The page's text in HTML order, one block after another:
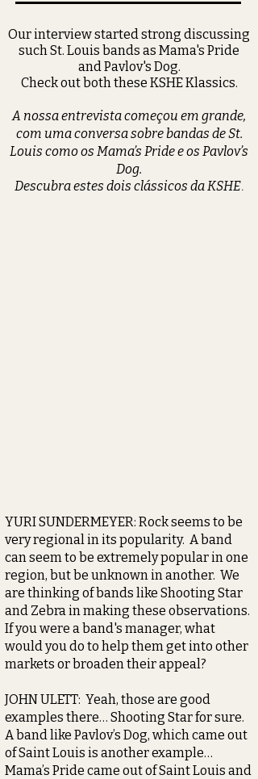
Our interview started strong discussing
such St. Louis bands as Mama's Pride
and Pavlov's Dog.
Check out both these KSHE Klassics.
A nossa entrevista começou em grande,
com uma conversa sobre bandas de St.
Louis como os Mama’s Pride e os Pavlov’s
Dog.
Descubra estes dois clássicos da KSHE.
YURI SUNDERMEYER: Rock seems to be
very regional in its popularity. A band
can seem to be extremely popular in one
region, but be unknown in another. We
are thinking of bands like Shooting Star
and Zebra in making these observations.
If you were a band's manager, what
would you do to help them get into other
markets or broaden their appeal?
JOHN ULETT: Yeah, those are good
examples there… Shooting Star for sure.
A band like Pavlov’s Dog, which came out
of Saint Louis is another example…
Mama’s Pride came out of Saint Louis and